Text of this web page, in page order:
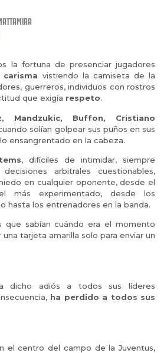
la fortuna de presenciar jugadores
vistiendo la camiseta de la
guerreros, individuos con rostros
que exigía respeto.
Mandzukic, Buffon, Cristiano
solían golpear sus puños en sus
ensangrentado en la cabeza.
, difíciles de intimidar, siempre
arbitrales cuestionables,
en cualquier oponente, desde el
más experimentado, desde los
hasta los entrenadores en la banda.
que sabían cuándo era el momento
tarjeta amarilla solo para enviar un
dicho adiós a todos sus líderes
ha perdido a todos sus
el centro del campo de la Juventus,